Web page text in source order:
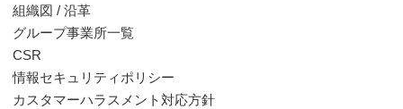
組織図 / 沿革
グループ事業所一覧
CSR
情報セキュリティポリシー
カスタマーハラスメント対応方針